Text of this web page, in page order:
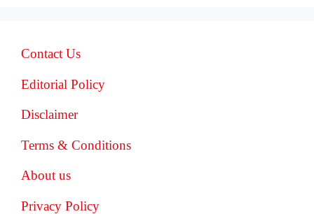
Contact Us
Editorial Policy
Disclaimer
Terms & Conditions
About us
Privacy Policy